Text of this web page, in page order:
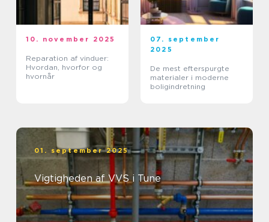
10. november 2025
Reparation af vinduer:
Hvordan, hvorfor og
hvornår
07. september
2025
De mest efterspurgte
materialer i moderne
boligindretning
01. september 2025
Vigtigheden af VVS i Tune